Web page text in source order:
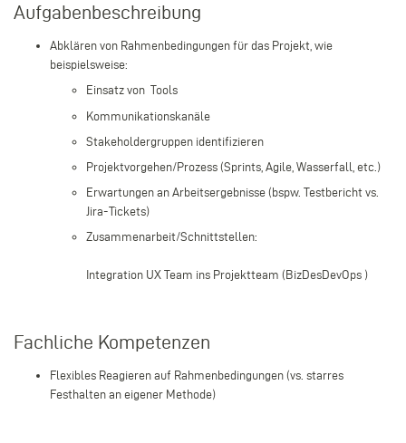
Aufgabenbeschreibung
Abklären von Rahmenbedingungen für das Projekt, wie
beispielsweise:
Einsatz von Tools
Kommunikationskanäle
Stakeholdergruppen identifizieren
Projektvorgehen/Prozess (Sprints, Agile, Wasserfall, etc.)
Erwartungen an Arbeitsergebnisse (bspw. Testbericht vs.
Jira-Tickets)
Zusammenarbeit/Schnittstellen:
Integration UX Team ins Projektteam (BizDesDevOps )​
Fachliche Kompetenzen
Flexibles Reagieren auf Rahmenbedingungen (vs. starres
Festhalten an eigener Methode)